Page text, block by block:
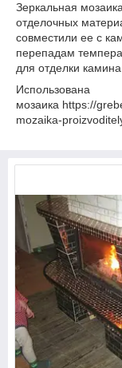
Зеркальная
отделочных
совместили ее с
перепадам
для отделки камина.
Использована
мозаика https://
mozaika-